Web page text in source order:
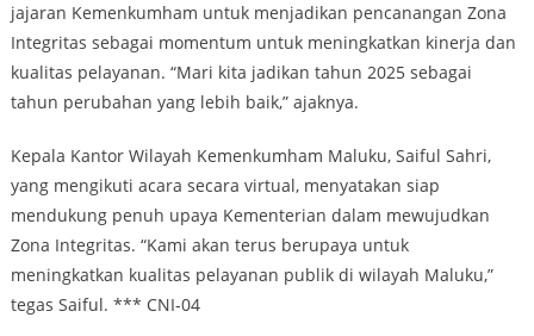
jajaran Kemenkumham untuk menjadikan pencanangan Zona
Integritas sebagai momentum untuk meningkatkan kinerja dan
kualitas pelayanan. “Mari kita jadikan tahun 2025 sebagai
tahun perubahan yang lebih baik,” ajaknya.
Kepala Kantor Wilayah Kemenkumham Maluku, Saiful Sahri,
yang mengikuti acara secara virtual, menyatakan siap
mendukung penuh upaya Kementerian dalam mewujudkan
Zona Integritas. “Kami akan terus berupaya untuk
meningkatkan kualitas pelayanan publik di wilayah Maluku,”
tegas Saiful. *** CNI-04